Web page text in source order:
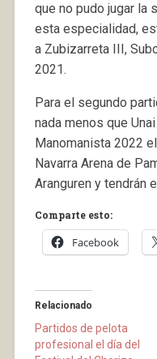
que no pudo jugar la
esta especialidad,
a Zubizarreta III,
2021.
Para el segundo
nada menos que
Manomanista 2022
Navarra Arena de
Aranguren y tendrán
Comparte esto:
Facebook
Relacionado
Partidos de pelota
profesional el día del